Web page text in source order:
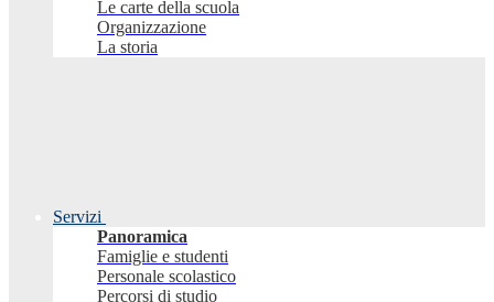
Le carte della scuola
Organizzazione
La storia
Servizi
Panoramica
Famiglie e studenti
Personale scolastico
Percorsi di studio